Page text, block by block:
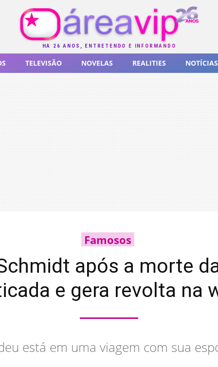
HÁ 26 ANOS, ENTRETENDO E INFORMANDO
TELEVISÃO NOVELAS REALITIES NOTÍCIAS
Famosos
após a morte
e gera revolta na
está em uma viagem com sua